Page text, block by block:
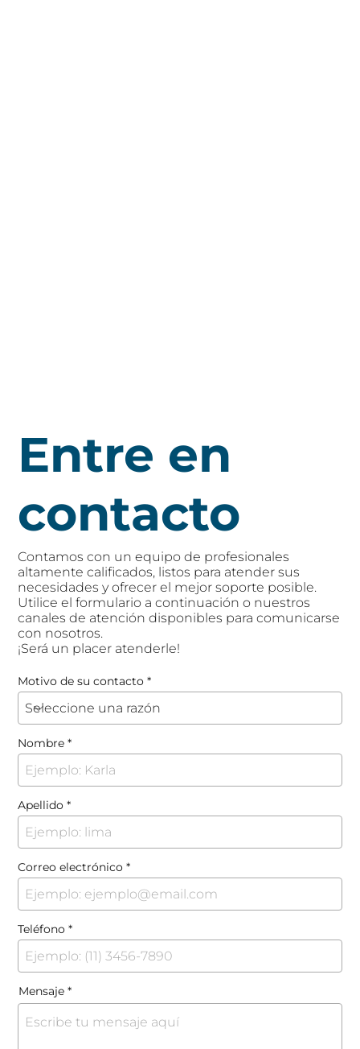
Entre en
contacto
Contamos con un equipo de profesionales
altamente calificados, listos para atender sus
necesidades y ofrecer el mejor soporte posible.
Utilice el formulario a continuación o nuestros
canales de atención disponibles para comunicarse
con nosotros.
¡Será un placer atenderle!
Nombre
Apellido
Correo electrónico
Teléfono
Mensaje
Motivo de su contacto